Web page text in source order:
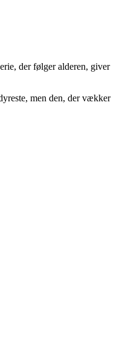
der følger alderen, giver
men den, der vækker